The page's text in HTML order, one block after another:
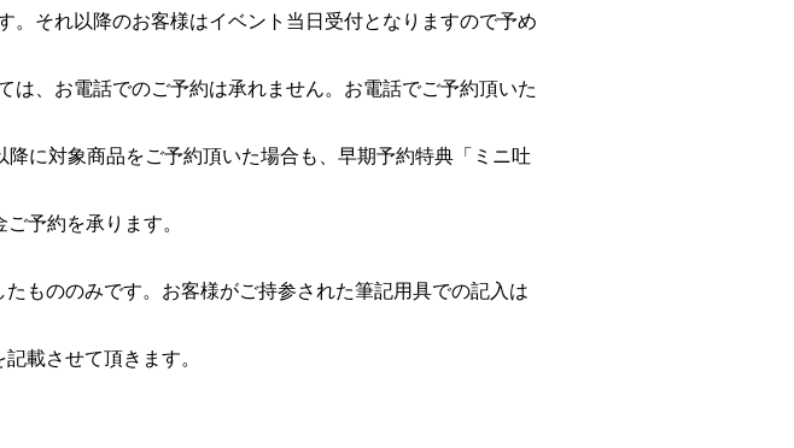
。それ以降のお客様はイベント当日受付となりますので予め
は、お電話でのご予約は承れません。お電話でご予約頂いた
に対象商品をご予約頂いた場合も、早期予約特典「ミニ吐
予約を承ります。
もののみです。お客様がご持参された筆記用具での記入は
載させて頂きます。